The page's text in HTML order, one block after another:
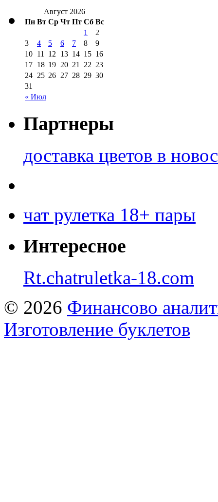
Август 2026
Пн Вт Ср Чт Пт Сб Вс
« Июл
1
2
3
4 5 6 7 8
9
10 11 12 13 14 15 16
17 18 19 20 21 22 23
24 25 26 27 28 29 30
31
Партнеры
доставка цветов в
чат рулетка 18+ пары
Интересное
Rt.chatruletka-18.com
© 2026 Финансово
Изготовление буклетов